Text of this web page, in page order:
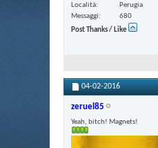
Località
Perugia
Messaggi
680
Post Thanks / Like
04-02-2016
zeruel85
Yeah, bitch! Magnets!